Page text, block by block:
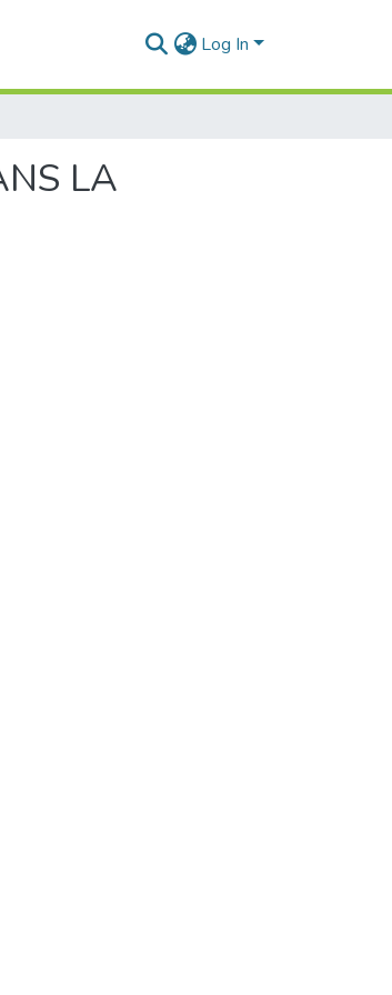
Log In
LA